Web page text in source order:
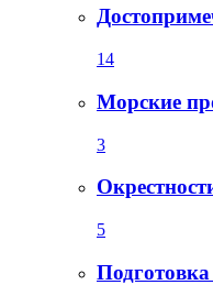
14
Морские
3
5